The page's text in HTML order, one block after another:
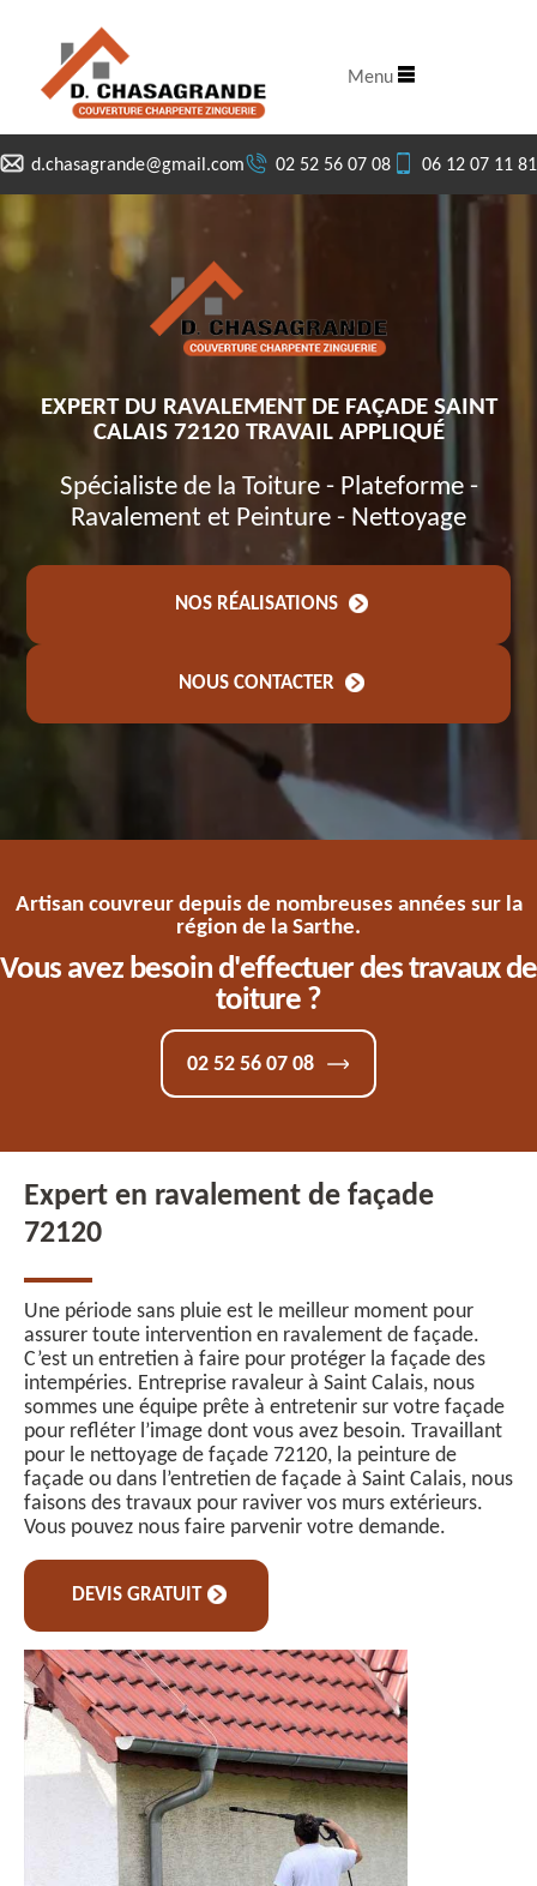
d.chasagrande@gmail.com 02 52 56 07 08 06 12 07 11 81
Menu
EXPERT DU RAVALEMENT DE FAÇADE SAINT
CALAIS 72120 TRAVAIL APPLIQUÉ
Spécialiste de la Toiture - Plateforme -
Ravalement et Peinture - Nettoyage
NOS RÉALISATIONS
NOUS CONTACTER
Artisan couvreur depuis de nombreuses années sur la
région de la Sarthe.
Vous avez besoin d'effectuer des travaux de
toiture ?
02 52 56 07 08
Expert en ravalement de façade
72120
Une période sans pluie est le meilleur moment pour
assurer toute intervention en ravalement de façade.
C’est un entretien à faire pour protéger la façade des
intempéries. Entreprise ravaleur à Saint Calais, nous
sommes une équipe prête à entretenir sur votre façade
pour refléter l’image dont vous avez besoin. Travaillant
pour le nettoyage de façade 72120, la peinture de
façade ou dans l’entretien de façade à Saint Calais, nous
faisons des travaux pour raviver vos murs extérieurs.
Vous pouvez nous faire parvenir votre demande.
DEVIS GRATUIT